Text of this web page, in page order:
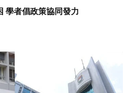
學者倡政策協同發力